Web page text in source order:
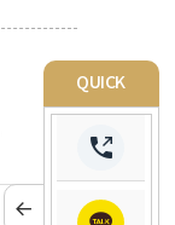
QUICK